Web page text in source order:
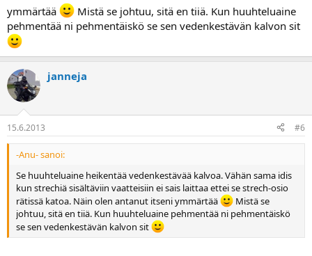
ymmärtää
Mistä se johtuu, sitä en tiiä. Kun huuhteluaine
pehmentää ni pehmentäiskö se sen vedenkestävän kalvon sit
janneja
15.6.2013 #6
-Anu- sanoi:
Se huuhteluaine heikentää vedenkestävää kalvoa. Vähän sama idis
kun strechiä sisältäviin vaatteisiin ei sais laittaa ettei se strech-osio
rätissä katoa. Näin olen antanut itseni ymmärtää
Mistä se
johtuu, sitä en tiiä. Kun huuhteluaine pehmentää ni pehmentäiskö
se sen vedenkestävän kalvon sit